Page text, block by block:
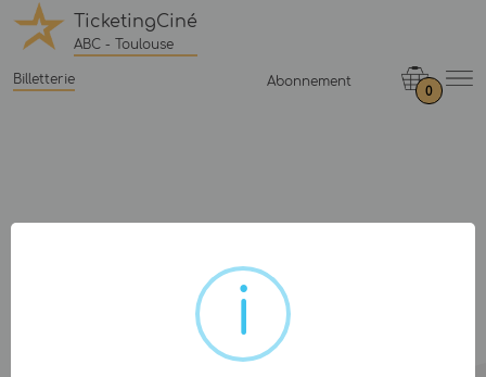
TicketingCiné
ABC - Toulouse
Billetterie Abonnement
0